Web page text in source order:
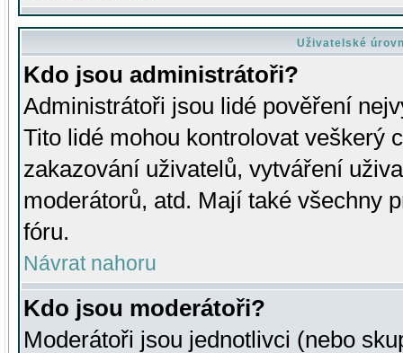
Uživatelské
Kdo jsou administrátoři?
Administrátoři jsou lidé pověření
Tito lidé mohou kontrolovat veškerý
zakazování uživatelů, vytváření
moderátorů, atd. Mají také všechny
fóru.
Návrat nahoru
Kdo jsou moderátoři?
Moderátoři jsou jednotlivci (nebo